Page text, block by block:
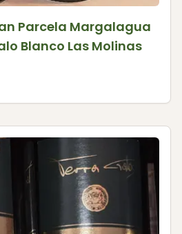
Parcela Margalagua
Blanco Las Molinas